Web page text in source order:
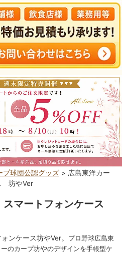
プ球団公認グッズ > 広島東洋カー
坊やVer
マートフォンケース
ンケース坊やVer。 プロ野球広島東
のカープ坊やのデザインを手帳型ケ